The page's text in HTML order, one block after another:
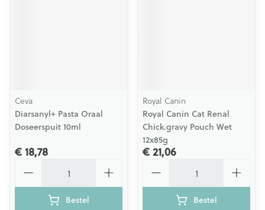
Ceva
Diarsanyl+ Pasta Oraal
Doseerspuit 10ml
€ 18,78
Bestel
Royal Canin
Royal Canin Cat Renal
Chick.gravy Pouch Wet
12x85g
€ 21,06
Bestel